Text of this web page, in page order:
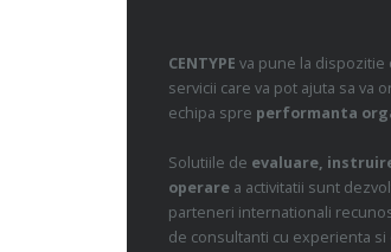
CENTYPE va pune la dispozitie
servicii care va pot ajuta sa va
echipa spre performanta
Solutiile de evaluare,
operare a activitatii sunt
parteneri internationali
de consultanti cu experienta si